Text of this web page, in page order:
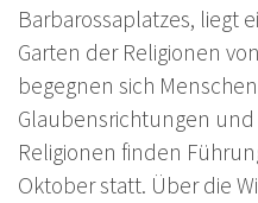
Barbarossaplatzes, liegt
Garten der Religionen
begegnen sich
Glaubensrichtungen
Religionen finden
Oktober statt. Über die